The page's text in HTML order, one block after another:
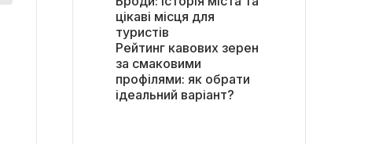
цікаві місця для
туристів
Рейтинг кавових зерен
за смаковими
профілями: як обрати
ідеальний варіант?